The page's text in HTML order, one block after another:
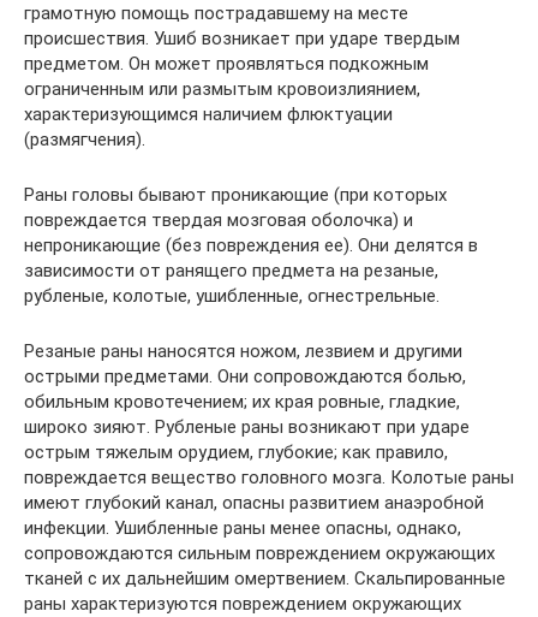
грамотную помощь пострадавшему на месте
происшествия. Ушиб возникает при ударе твердым
предметом. Он может проявляться подкожным
ограниченным или размытым кровоизлиянием,
характеризующимся наличием флюктуации
(размягчения).
Раны головы бывают проникающие (при которых
повреждается твердая мозговая оболочка) и
непроникающие (без повреждения ее). Они делятся в
зависимости от ранящего предмета на резаные,
рубленые, колотые, ушибленные, огнестрельные.
Резаные раны наносятся ножом, лезвием и другими
острыми предметами. Они сопровождаются болью,
обильным кровотечением; их края ровные, гладкие,
широко зияют. Рубленые раны возникают при ударе
острым тяжелым орудием, глубокие; как правило,
повреждается вещество головного мозга. Колотые раны
имеют глубокий канал, опасны развитием анаэробной
инфекции. Ушибленные раны менее опасны, однако,
сопровождаются сильным повреждением окружающих
тканей с их дальнейшим омертвением. Скальпированные
раны характеризуются повреждением окружающих